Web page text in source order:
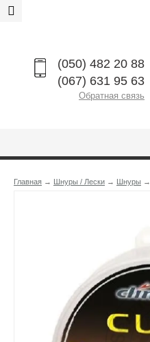
(050) 482 20 88
(067) 631 95 63
Обратная связь
Главная → Шнуры / Лески → Шнуры →